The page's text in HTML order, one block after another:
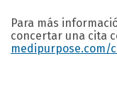
Para más
concertar una cita
medipurpose.com/